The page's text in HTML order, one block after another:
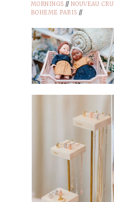
MORNINGS // NOUVEAU CRU
BOHEME PARIS //